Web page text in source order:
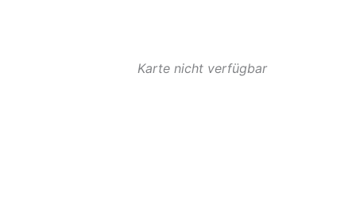
Karte nicht verfügbar